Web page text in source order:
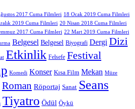
2017 Cuma Filmleri 18 Ocak 2019 Cuma Filmleri
2019 Cuma Filmleri 20 Nisan 2018 Cuma Filmleri
2017 Cuma Filmleri 22 Mart 2019 Cuma Filmleri
Belgesel Belgesel Biyografi Dergi Dizi
Etkinlik Felsefe Festival
Komedi Konser Kısa Film Mekan Müze
Roman Röportaj Sanat Seans
Tiyatro Ödül Öykü